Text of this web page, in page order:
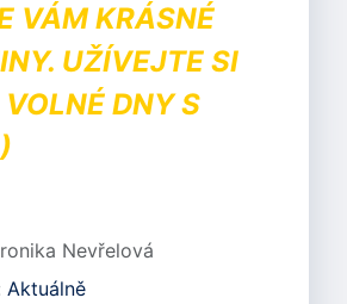
VÁM KRÁSNÉ
UŽÍVEJTE SI
DNY S
Nevřelová
Aktuálně